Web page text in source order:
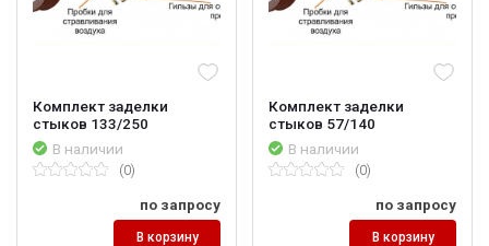
Комплект заделки
стыков 133/250
В наличии
(0)
по запросу
В корзину
Комплект заделки
стыков 57/140
В наличии
(0)
по запросу
В корзину